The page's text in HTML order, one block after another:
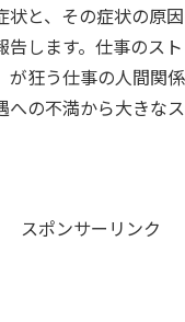
状と、その症状の原
告します。仕事のス
が狂う仕事の人間関
への不満から大きな
スポンサーリンク